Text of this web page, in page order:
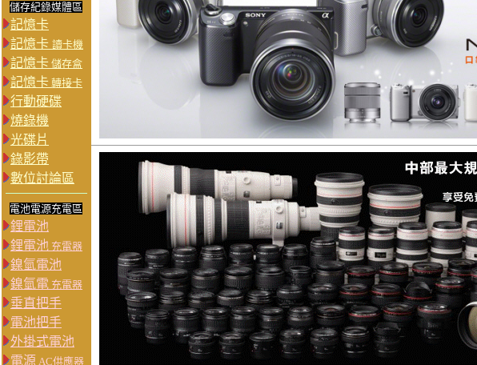
儲存紀錄媒體區
記憶卡
記憶卡 讀卡機
記憶卡 儲存盒
記憶卡 轉接卡
行動硬碟
燒錄機
光碟片
錄影帶
數位討論區
電池電源充電區
鋰電池
鋰電池 充電器
鎳氫電池
鎳氫電 充電器
垂直把手
電池把手
外掛式電池
電源 AC供應器